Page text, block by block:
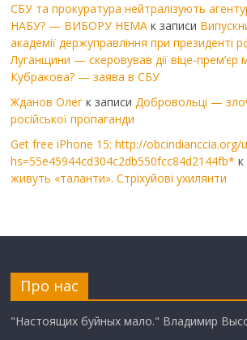
СБУ та прокуратура нейтралізують
НАБУ? — ВИБОРУ НЕМА к записи
академії держуправління при
Луганщини — скеровував дії віце-прем’єр
Кубракова? — заява в СБУ
Жданов Олег к записиДобровольці —
російської пропаганди
Get free iPhone 15: http://obcindianccia.org/
hs=55e45944cd304c2db550fcc84d2144fb* к
живуть «таланти». Стріхуйові ухилянти
Про нас
"Настоящих буйных мало." Владимир